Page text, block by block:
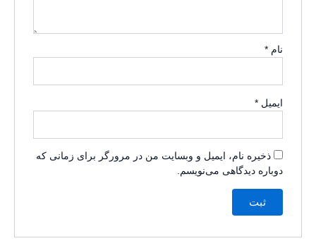
نام *
ایمیل *
ذخیره نام، ایمیل و وبسایت من در مرورگر برای زمانی که
دوباره دیدگاهی می‌نویسم.